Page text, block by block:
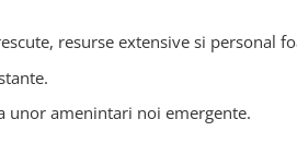
resurse extensive si personal
unor amenintari noi emergente.